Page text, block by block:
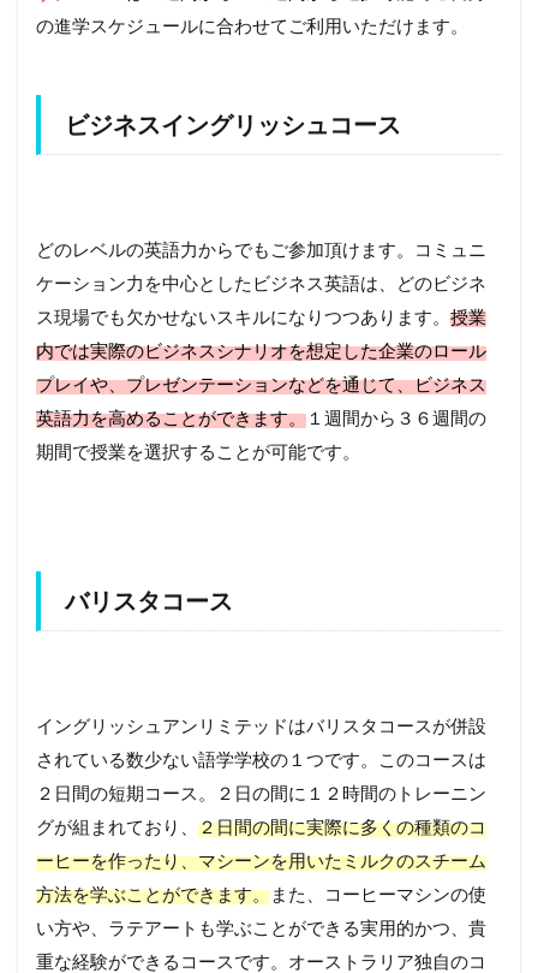
の進学スケジュールに合わせてご利用いただけます。
ビジネスイングリッシュコース
どのレベルの英語力からでもご参加頂けます。コミュニ
ケーション力を中心としたビジネス英語は、どのビジネ
ス現場でも欠かせないスキルになりつつあります。 授業
内では実際のビジネスシナリオを想定した企業のロール
プレイや、プレゼンテーションなどを通じて、ビジネス
英語力を高めることができます。 １週間から３６週間の
期間で授業を選択することが可能です。
バリスタコース
イングリッシュアンリミテッドはバリスタコースが併設
されている数少ない語学学校の１つです。このコースは
２日間の短期コース。２日の間に１２時間のトレーニン
グが組まれており、 ２日間の間に実際に多くの種類のコ
ーヒーを作ったり、マシーンを用いたミルクのスチーム
方法を学ぶことができます。また、コーヒーマシンの使
い方や、ラテアートも学ぶことができる実用的かつ、貴
重な経験ができるコースです。オーストラリア独自のコ